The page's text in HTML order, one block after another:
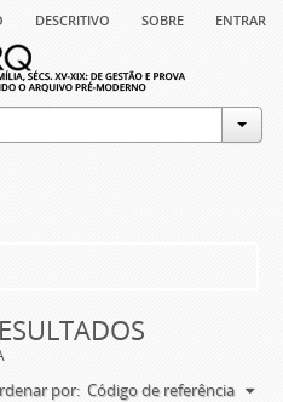
descritivo sobre entrar
por: Código de referência